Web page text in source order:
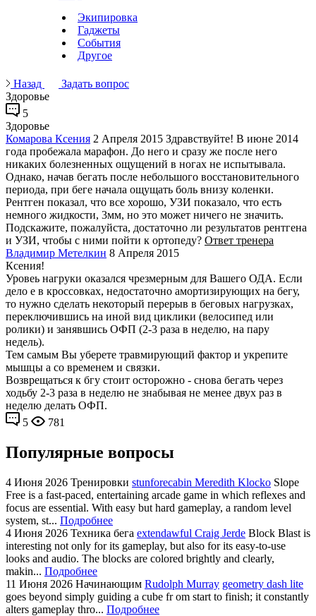
Экипировка
Гаджеты
События
Другое
Назад
Задать вопрос
Здоровье
5
Здоровье
Комарова Ксения 2 Апреля 2015 Здравствуйте! В июне 2014
года пробежала марафон. До него и сразу же после него
никаких болезненных ощущений в ногах не испытывала.
Однако, начав бегать после небольшого восстановительного
периода, при беге начала ощущать боль внизу коленки.
Рентген показал, что все хорошо, УЗИ показало, что есть
немного жидкости, 3мм, но это может ничего не значить.
Подскажите, пожалуйста, достаточно ли результатов рентгена
и УЗИ, чтобы с ними пойти к ортопеду? Ответ тренера
Владимир Метелкин 8 Апреля 2015
Ксения!
Уровеь нагруки оказался чрезмерным для Вашего ОДА. Если
дело е в кроссовках, недостаточно амортизирующих на бегу,
то нужно сделать некоторый перерыв в беговых нагрузках,
переключившись на иной вид циклики (велосипед или
ролики) и занявшись ОФП (2-3 раза в неделю, на пару
недель).
Тем самым Вы уберете травмирующий фактор и укрепите
мышцы а со временем и связки.
Возврещаться к бгу стоит осторожно - снова бегать через
ходьбу 2-3 раза в неделю не знабывая не менее двух раз в
неделю делать ОФП.
5
781
Популярные вопросы
4 Июня 2026 Тренировки stunforecabin Meredith Klocko Slope
Free is a fast-paced, entertaining arcade game in which reflexes and
focus are essential. With easy but hard gameplay, a random level
system, st... Подробнее
4 Июня 2026 Техника бега extendawful Craig Jerde Block Blast is
interesting not only for its gameplay, but also for its easy-to-use
looks and audio. The blocks are colored brightly and clearly,
makin... Подробнее
11 Июня 2026 Начинающим Rudolph Murray geometry dash lite
goes beyond simply guiding a cube fr om start to finish; it constantly
alters gameplay thro... Подробнее